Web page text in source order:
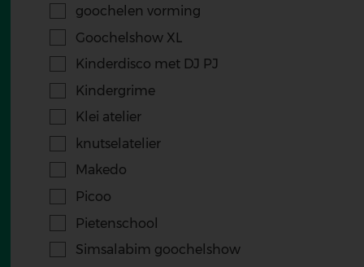
goochelen vorming
Goochelshow XL
Kinderdisco met DJ PJ
Kindergrime
Klei atelier
knutselatelier
Makedo
Picoo
Pietenschool
Simsalabim goochelshow